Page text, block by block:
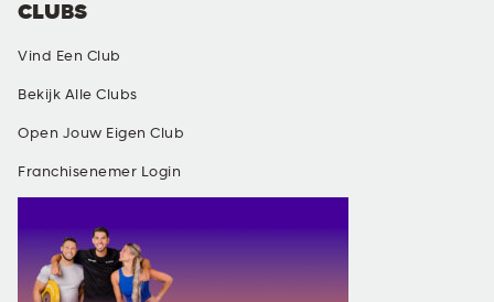
CLUBS
Vind Een Club
Bekijk Alle Clubs
Open Jouw Eigen Club
Franchisenemer Login